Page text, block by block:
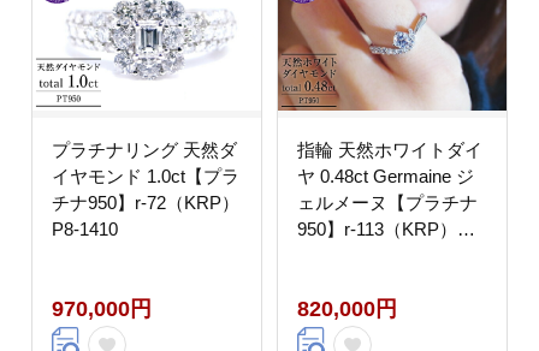
プラチナリング 天然ダ
イヤモンド 1.0ct【プラ
チナ950】r-72（KRP）
P8-1410
970,000円
指輪 天然ホワイトダイ
ヤ 0.48ct Germaine ジ
ェルメーヌ【プラチナ
950】r-113（KRP）
820,000円